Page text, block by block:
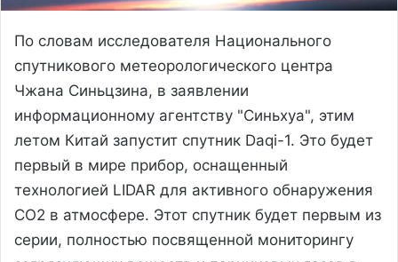
По словам исследователя Национального
спутникового метеорологического центра
Чжана Синьцзина, в заявлении
информационному агентству "Синьхуа", этим
летом Китай запустит спутник Daqi-1. Это будет
первый в мире прибор, оснащенный
технологией LIDAR для активного обнаружения
CO2 в атмосфере. Этот спутник будет первым из
серии, полностью посвященной мониторингу